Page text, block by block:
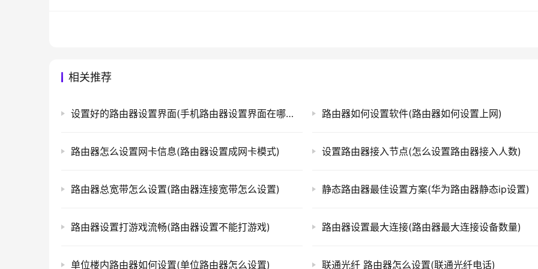
相关推荐
设置好的路由器设置界面(手机路由器设置界面在哪里设置) 路由器如何设置软件(路由器如何设置上网)
路由器怎么设置网卡信息(路由器设置成网卡模式) 设置路由器接入节点(怎么设置路由器接入人数)
路由器总宽带怎么设置(路由器连接宽带怎么设置) 静态路由器最佳设置方案(华为路由器静态ip设置)
路由器设置打游戏流畅(路由器设置不能打游戏) 路由器设置最大连接(路由器最大连接设备数量)
单位楼内路由器如何设置(单位路由器怎么设置) 联通光纤 路由器怎么设置(联通光纤电话)